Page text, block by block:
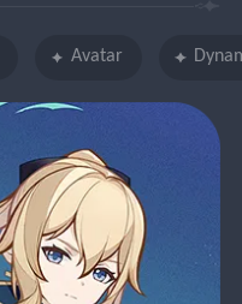
Avatar